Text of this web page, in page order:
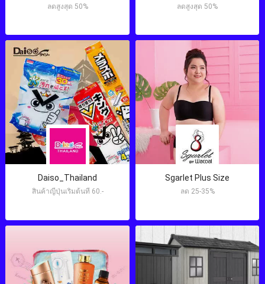
ลดสูงสุด 50% ลดสูงสุด 50%
Daiso_Thailand
สินค้าญี่ปุ่นเริ่มต้นที่ 60.-
Sgarlet Plus Size
ลด 25-35%